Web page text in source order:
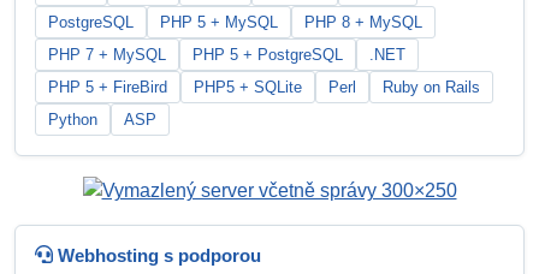
PostgreSQL
PHP 5 + MySQL
PHP 8 + MySQL
PHP 7 + MySQL
PHP 5 + PostgreSQL
.NET
PHP 5 + FireBird
PHP5 + SQLite Perl
Ruby on Rails
Python
ASP
Webhosting s podporou